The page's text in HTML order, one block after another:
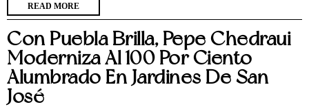
READ MORE
Con Puebla Brilla, Pepe Chedraui
Moderniza Al 100 Por Ciento
Alumbrado En Jardines De San
José